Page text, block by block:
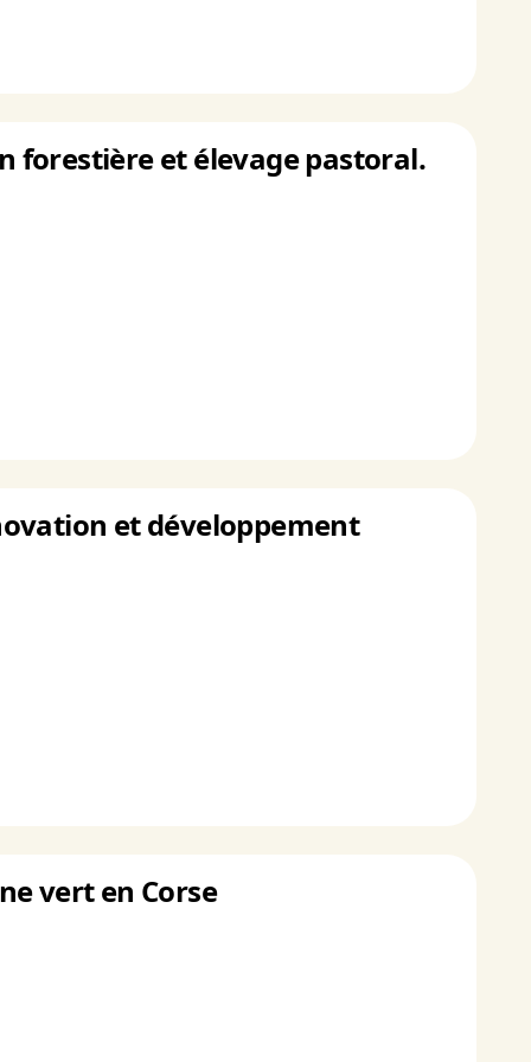
forestière et élevage pastoral.
et développement
vert en Corse